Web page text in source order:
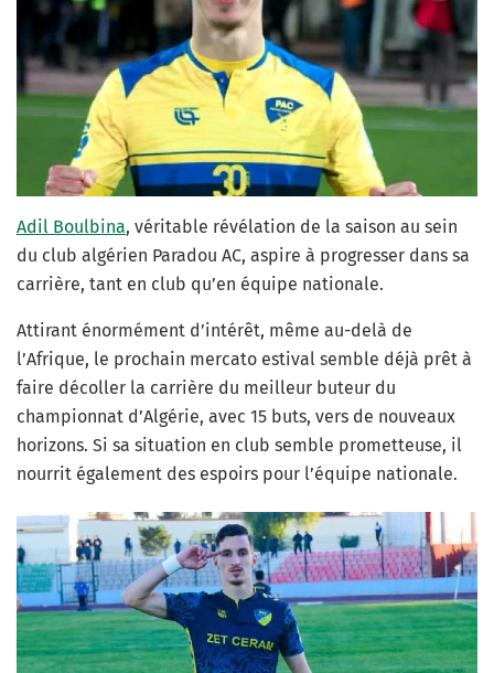
Adil Boulbina, véritable révélation de la saison au sein
du club algérien Paradou AC, aspire à progresser dans sa
carrière, tant en club qu’en équipe nationale.
Attirant énormément d’intérêt, même au-delà de
l’Afrique, le prochain mercato estival semble déjà prêt à
faire décoller la carrière du meilleur buteur du
championnat d’Algérie, avec 15 buts, vers de nouveaux
horizons. Si sa situation en club semble prometteuse, il
nourrit également des espoirs pour l’équipe nationale.